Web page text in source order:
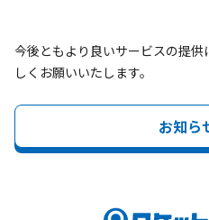
今後ともより良いサービスの提供
しくお願いいたします。
お知ら